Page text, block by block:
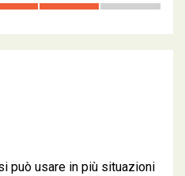
può usare in più situazioni